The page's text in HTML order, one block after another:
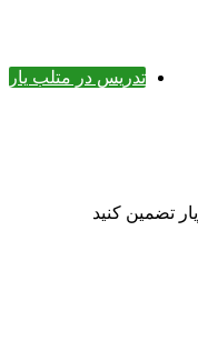
تدریس در متلب یار
تضمین کنید